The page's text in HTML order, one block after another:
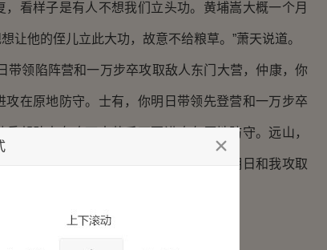
看样子是有人不想我们立头功。黄埔嵩大概一个月
让他的侄儿立此大功，故意不给粮草。”萧天说道。
领陷阵营和一万步卒攻取敌人东门大营，仲康，你
在原地防守。士有，你明日带领先登营和一万步卒
帮助士有攻下大营后不要进攻在原地防守。远山，
和下曲阳之间的路上埋伏。剩下的人明日和我攻取